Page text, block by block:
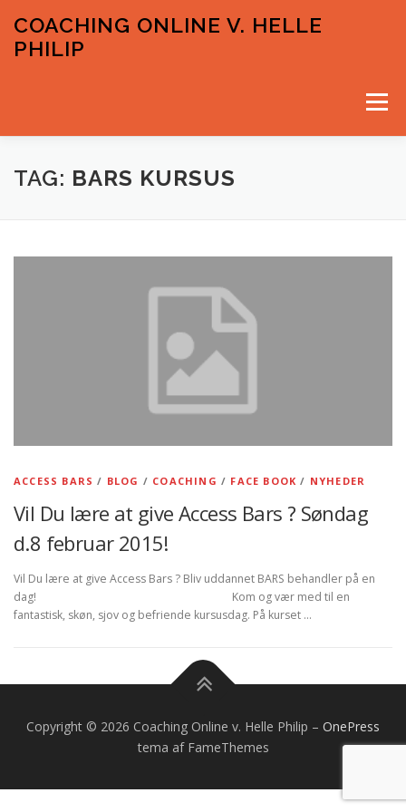
indhold
COACHING ONLINE V. HELLE
PHILIP
Menu
VELKOMMEN PRISER OG GRATIS INPUTS
TAG: BARS KURSUS
ACCESS BARS / BLOG / COACHING / FACE BOOK / NYHEDER
Vil Du lære at give Access Bars ? Søndag
d.8 februar 2015!
Vil Du lære at give Access Bars ? Bliv uddannet BARS behandler på en
dag! Kom og vær med til en
fantastisk, skøn, sjov og befriende kursusdag. På kurset …
Copyright © 2026 Coaching Online v. Helle Philip – OnePress
tema af FameThemes